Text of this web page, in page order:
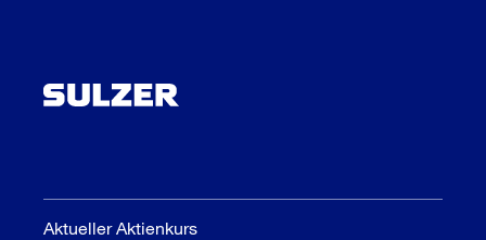
Aktueller Aktienkurs